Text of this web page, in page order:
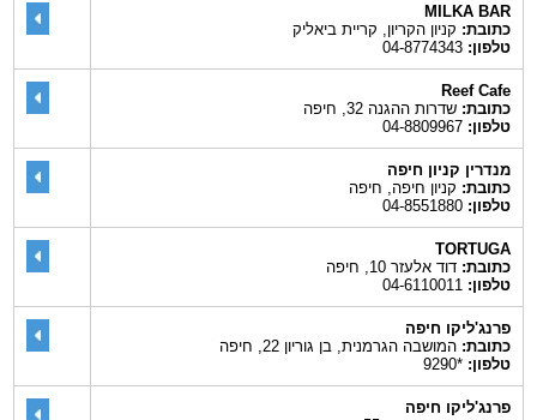
MILKA BAR
כתובת:קניון הקריון, קריית ביאליק
טלפון:04-8774343
Reef Cafe
כתובת:שדרות ההגנה 32, חיפה
טלפון:04-8809967
מנדרין קניון חיפה
כתובת:קניון חיפה, חיפה
טלפון:04-8551880
TORTUGA
כתובת:דוד אלעזר 10, חיפה
טלפון:04-6110011
פרנג'ליקו חיפה
כתובת:המושבה הגרמנית, בן גוריון 22, חיפה
טלפון:*9290
פרנג'ליקו חיפה